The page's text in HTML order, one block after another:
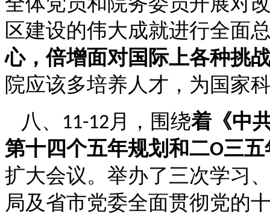
区建设的伟大成就进行全面
心，倍增面对国际上各种挑
院应该多培养人才，为国家
八、
11-12 月，围绕着《中
第十四个五年规划和二O三五
扩大会议。举办了三次学习
局及省市党委全面贯彻党的